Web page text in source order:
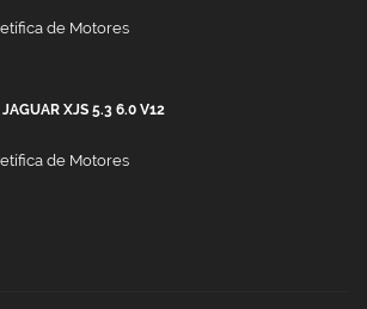
de Motores
JAGUAR XJS 5.3 6.0 V12
de Motores